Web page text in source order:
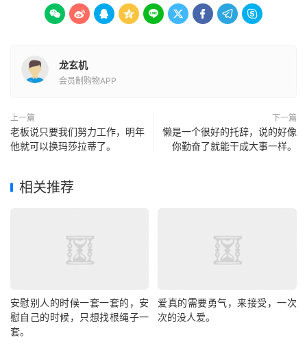
        
龙玄机
会员制购物APP
上一篇
老板说只要我们努力工作，明年
他就可以换玛莎拉蒂了。
下一篇
懒是一个很好的托辞，说的好像
你勤奋了就能干成大事一样。
相关推荐
安慰别人的时候一套一套的，安
慰自己的时候，只想找根绳子一
套。
爱真的需要勇气，来接受，一次
次的没人爱。